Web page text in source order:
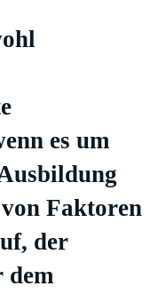
es um
Faktoren
der
dem